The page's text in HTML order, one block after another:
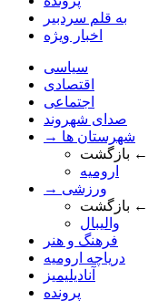
به قلم سردبیر
اخبار ویژه
سیاسی
اقتصادی
اجتماعی
صدای شهروند
→ شهرستان ها
بازگشت ←
ارومیه
→ ورزشی
بازگشت ←
والیبال
فرهنگ و هنر
دریاچه ارومیه
آنادیلیمیز
پرونده